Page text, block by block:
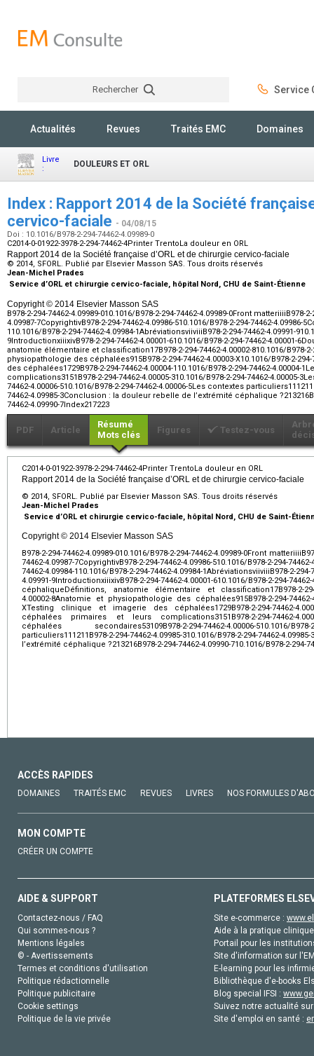
Rechercher Service
Actualités Revues Traités EMC Domaines
Livre
:
DOULEURS ET ORL
Index : Rapport 2014 de la Société
cervico-faciale - 04/08/15
Doi : 10.1016/B978-2-294-74462-4.09989-0
C2014-0-01922-3978-2-294-74462-4Printer TrentoLa douleur en ORL
Rapport 2014 de la Société française d’ORL et de chirurgie cervico-faciale
© 2014, SFORL. Publié par Elsevier Masson SAS. Tous droits réservés
Jean-Michel Prades
Service d’ORL et chirurgie cervico-faciale, hôpital Nord, CHU de Saint-Étienne
Copyright © 2014 Elsevier Masson SAS
B978-2-294-74462-4.09989-010.1016/B978-2-294-74462-4.09989-0Front matteriiiiB978-
4.09987-7CopyrightivB978-2-294-74462-4.09986-510.1016/B978-2-294-74462-4.09986-
110.1016/B978-2-294-74462-4.09984-1AbréviationsviiviiiB978-2-294-74462-4.09991-
9IntroductionxiiixivB978-2-294-74462-4.00001-610.1016/B978-2-294-74462-
anatomie élémentaire et classification17B978-2-294-74462-4.00002-810.1016/B978-
physiopathologie des céphalées915B978-2-294-74462-4.00003-X10.1016/B978-2-
des céphalées1729B978-2-294-74462-4.00004-110.1016/B978-2-294-74462-
complications3151B978-2-294-74462-4.00005-310.1016/B978-2-294-74462-4.00005-
74462-4.00006-510.1016/B978-2-294-74462-4.00006-5Les contextes particuliers111211
74462-4.09985-3Conclusion : la douleur rebelle de l’extrémité céphalique
74462-4.09990-7Index217223
PDF Article
Résumé
Mots clés
Figures Testez-vous
C2014-0-01922-3978-2-294-74462-4Printer TrentoLa douleur en ORL
Rapport 2014 de la Société française d’ORL et de chirurgie cervico-faciale
© 2014, SFORL. Publié par Elsevier Masson SAS. Tous droits réservés
Jean-Michel Prades
Service d’ORL et chirurgie cervico-faciale, hôpital Nord, CHU de Saint-
Copyright © 2014 Elsevier Masson SAS
B978-2-294-74462-4.09989-010.1016/B978-2-294-74462-4.09989-0Front
74462-4.09987-7CopyrightivB978-2-294-74462-4.09986-510.1016/B978-2-294-
74462-4.09984-110.1016/B978-2-294-74462-4.09984-1AbréviationsviiviiiB978-2-294-
4.09991-9IntroductionxiiixivB978-2-294-74462-4.00001-610.1016/B978-2-
céphaliqueDéfinitions, anatomie élémentaire et classification17B978-2-294-
4.00002-8Anatomie et physiopathologie des céphalées915B978-2-294-74462-
XTesting clinique et imagerie des céphalées1729B978-2-294-74462-
céphalées primaires et leurs complications3151B978-2-294-74462-4.00005-
céphalées secondaires53109B978-2-294-74462-4.00006-510.1016/
particuliers111211 B978-2-294-74462-4.09985-310.1016/B978-2-294-74462-
l’extrémité céphalique ?213216B978-2-294-74462-4.09990-710.1016/B978-2-294-
ACCÈS RAPIDES
DOMAINES TRAITÉS EMC REVUES LIVRES NOS FORMULES
MON COMPTE
CRÉER UN COMPTE
AIDE & SUPPORT
Contactez-nous / FAQ
Qui sommes-nous ?
Mentions légales
© - Avertissements
Termes et conditions d'utilisation
Politique rédactionnelle
Politique publicitaire
Cookie settings
Politique de la vie privée
PLATEFORMES
Site e-commerce :
Aide à la pratique
Portail pour les
Site d'information sur
E-learning pour les
Bibliothèque d'e-books
Blog special IFSI :
Suivez notre actualité
Site d'emploi en santé :